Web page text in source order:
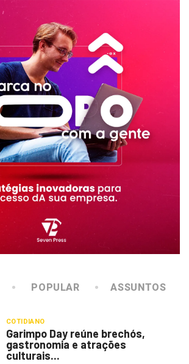
POPULAR ASSUNTOS
COTIDIANO
Garimpo Day reúne brechós,
gastronomia e atrações
culturais...